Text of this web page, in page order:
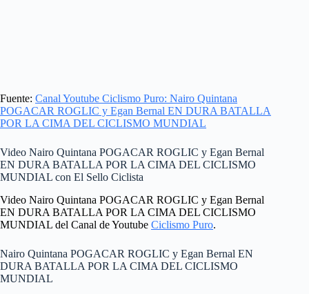
Fuente: Canal Youtube Ciclismo Puro: Nairo Quintana
POGACAR ROGLIC y Egan Bernal EN DURA BATALLA
POR LA CIMA DEL CICLISMO MUNDIAL
Video Nairo Quintana POGACAR ROGLIC y Egan Bernal
EN DURA BATALLA POR LA CIMA DEL CICLISMO
MUNDIAL con El Sello Ciclista
Video Nairo Quintana POGACAR ROGLIC y Egan Bernal
EN DURA BATALLA POR LA CIMA DEL CICLISMO
MUNDIAL del Canal de Youtube Ciclismo Puro.
Nairo Quintana POGACAR ROGLIC y Egan Bernal EN
DURA BATALLA POR LA CIMA DEL CICLISMO
MUNDIAL